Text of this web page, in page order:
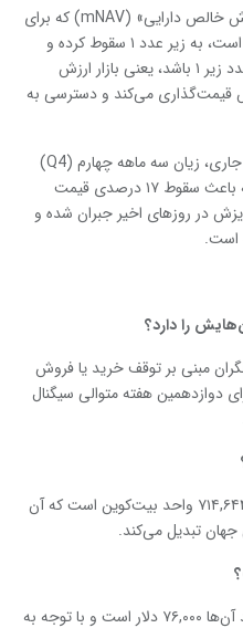
شاخص «ضریب ارزش خالص دارایی» (mNAV) که برای
شرکت‌های خزانه‌داری کریپتو حیاتی است، به زیر عدد ۱ سقوط کرده و
ایستاده است. وقتی این عدد زیر ۱ باشد، یعنی بازار ارزش
قیمت‌گذاری می‌کند و دسترسی به
این شرکت اوایل ماه جاری، زیان سه ماهه چهارم (Q4)
اعلام کرد که باعث سقوط ۱۷ درصدی قیمت
در روزهای اخیر جبران شده و
را دارد؟
مبنی بر توقف خرید یا فروش
دوازدهمین هفته متوالی سیگنال
تا آخرین بروزرسانی، این شرکت مالک ۷۱۴,۶۴۴ واحد بیت‌کوین است که آن
جهان تبدیل می‌کند.
در حال حاضر خیر. میانگین قیمت خرید آن‌ها ۷۶,۰۰۰ دلار است و با توجه به